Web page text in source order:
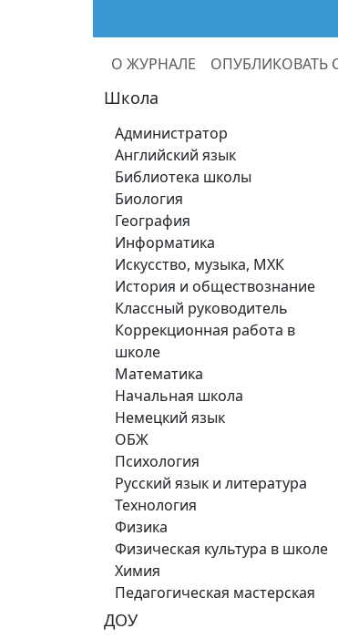
О ЖУРНАЛЕ ОПУБЛИКОВАТЬ
Школа
Администратор
Английский язык
Библиотека школы
Биология
География
Информатика
Искусство, музыка, МХК
История и обществознание
Классный руководитель
Коррекционная работа в
школе
Математика
Начальная школа
Немецкий язык
ОБЖ
Психология
Русский язык и литература
Технология
Физика
Физическая культура в школе
Химия
Педагогическая мастерская
ДОУ